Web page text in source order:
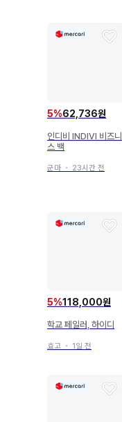
5%62,736원
인디비 INDIVI 비즈니
스 백
군마 ・ 23시간 전
5%118,000원
학교 페일러, 하이디
효고 ・ 1일 전